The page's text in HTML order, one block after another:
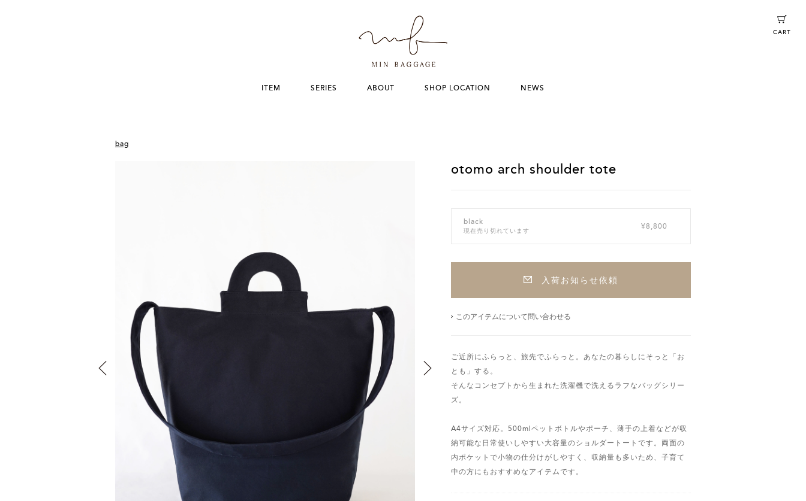
ITEM SERIES ABOUT SHOP LOCATION NEWS
CART
bag
otomo arch shoulder tote
black
現在売り切れています
¥8,800
入荷お知らせ依頼
このアイテムについて問い合わせる
ご近所にふらっと、旅先でふらっと。あなたの暮らしにそっと「お
とも」する。
そんなコンセプトから生まれた洗濯機で洗えるラフなバッグシリー
ズ。
A4サイズ対応。500mlペットボトルやポーチ、薄手の上着などが収
納可能な日常使いしやすい大容量のショルダートートです。両面の
内ポケットで小物の仕分けがしやすく、収納量も多いため、子育て
中の方にもおすすめなアイテムです。